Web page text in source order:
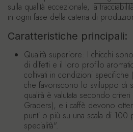
sulla qualità eccezionale, la
in ogni fase della catena di
Caratteristiche principali:
Qualità superiore: I chicchi
di difetti e il loro profilo
coltivati in condizioni specifiche
che favoriscono lo sviluppo di
qualità è valutata secondo
Graders), e i caffè devono
punti o più su una scala di
specialità".